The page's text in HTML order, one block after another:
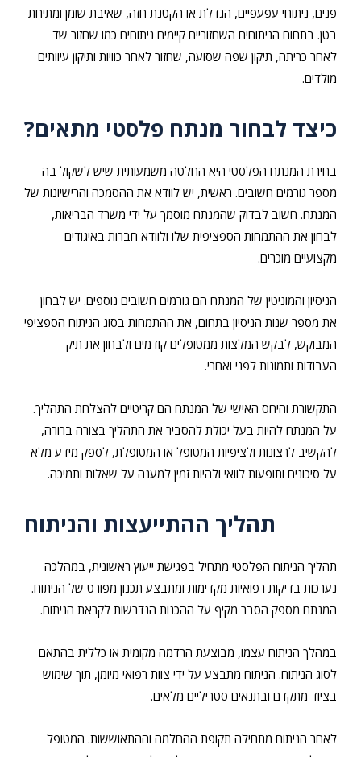
פנים, ניתוחי עפעפיים, הגדלת או הקטנת חזה, שאיבת שומן ומתיחת
בטן. בתחום הניתוחים השחזוריים קיימים ניתוחים כמו שחזור שד
לאחר כריתה, תיקון שפה שסועה, שחזור לאחר כוויות ותיקון עיוותים
מולדים.
כיצד לבחור מנתח פלסטי מתאים?
בחירת המנתח הפלסטי היא החלטה משמעותית שיש לשקול בה
מספר גורמים חשובים. ראשית, יש לוודא את ההסמכה והרישיונות של
המנתח. חשוב לבדוק שהמנתח מוסמך על ידי משרד הבריאות,
לבחון את ההתמחות הספציפית שלו ולוודא חברות באיגודים
מקצועיים מוכרים.
הניסיון והמוניטין של המנתח הם גורמים חשובים נוספים. יש לבחון
את מספר שנות הניסיון בתחום, את ההתמחות בסוג הניתוח הספציפי
המבוקש, לבקש המלצות ממטופלים קודמים ולבחון את תיק
העבודות ותמונות לפני ואחרי.
התקשורת והיחס האישי של המנתח הם קריטיים להצלחת התהליך.
על המנתח להיות בעל יכולת להסביר את התהליך בצורה ברורה,
להקשיב לרצונות ולציפיות המטופל או המטופלת, לספק מידע מלא
על סיכונים ותופעות לוואי ולהיות זמין למענה על שאלות ותמיכה.
תהליך ההתייעצות והניתוח
תהליך הניתוח הפלסטי מתחיל בפגישת ייעוץ ראשונית, במהלכה
נערכות בדיקות רפואיות מקדימות ומתבצע תכנון מפורט של הניתוח.
המנתח מספק הסבר מקיף על ההכנות הנדרשות לקראת הניתוח.
במהלך הניתוח עצמו, מבוצעת הרדמה מקומית או כללית בהתאם
לסוג הניתוח. הניתוח מתבצע על ידי צוות רפואי מיומן, תוך שימוש
בציוד מתקדם ובתנאים סטריליים מלאים.
לאחר הניתוח מתחילה תקופת ההחלמה וההתאוששות. המטופל